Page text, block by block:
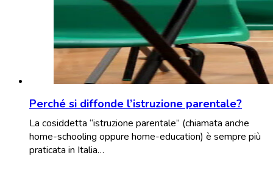
Perché si diffonde l’istruzione parentale?
La cosiddetta “istruzione parentale” (chiamata anche
home-schooling oppure home-education) è sempre più
praticata in Italia…